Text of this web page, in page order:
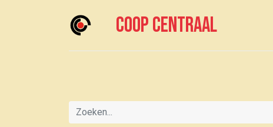
Coop centraal